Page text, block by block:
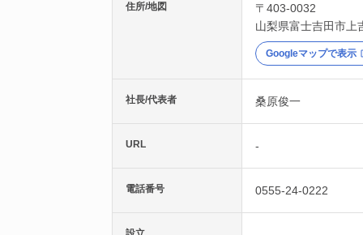
住所/地図
〒403-0032
山梨県富士吉田市
Googleマップで表示
社長/代表者 桑原俊一
URL -
電話番号 0555-24-0222